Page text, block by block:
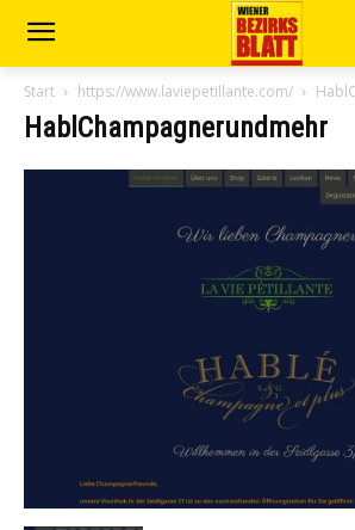
Start https://www.laviepetillante.com/
HablChampagnerundmehr